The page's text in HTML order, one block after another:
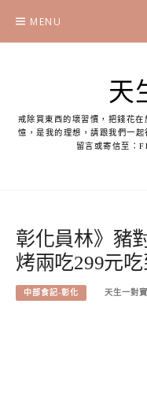
content
MENU
天
戒除買東西的壞習慣，把錢花
憶，是我的理想，請跟我們一
留言或寄信至：
彰化員林》豬
烤兩吃299元
中部食記-彰化 天生一對寶